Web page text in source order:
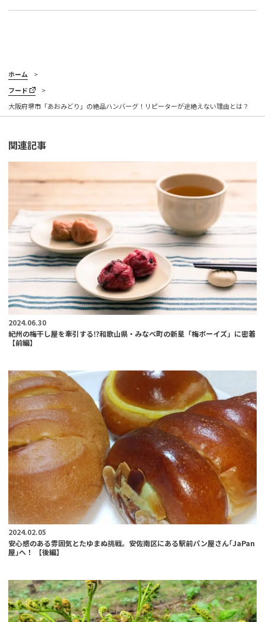
ホーム
フード
大阪府堺市「あおみどり」の絶品ハンバーグ！リピーターが途絶えない理由とは？
関連記事
2024.06.30
紀州の梅干し屋を牽引する⁉︎和歌山県・みなべ町の新星「梅ボーイズ」に密着
【前編】
2024.02.05
安心感のある雰囲気とたゆまぬ挑戦。安佐南区にある駅前パン屋さん｢JaPan
屋｣へ！ 【後編】